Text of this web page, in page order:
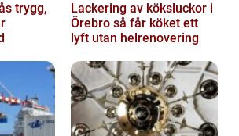
Lackering av köksluckor i
Örebro så får köket ett
lyft utan helrenovering